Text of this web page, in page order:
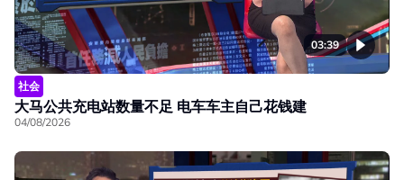
03:39
社会
大马公共充电站数量不足 电车车主自己花钱建
04/08/2026